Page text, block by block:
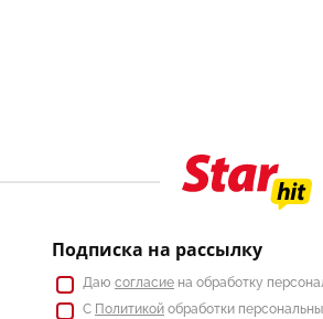
Подписка на рассылку
Даю согласие на обработку
С Политикой обработки